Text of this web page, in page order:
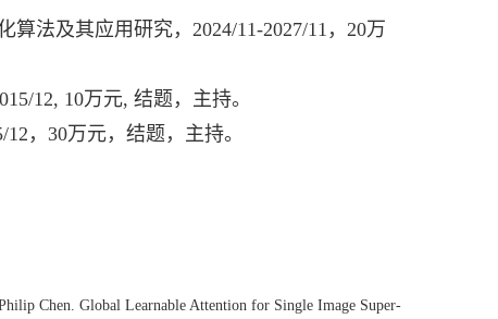
法及其应用研究，2024/11-2027/11，20万
12, 10万元, 结题，主持。
，30万元，结题，主持。
Chen. Global Learnable Attention for Single Image Super-